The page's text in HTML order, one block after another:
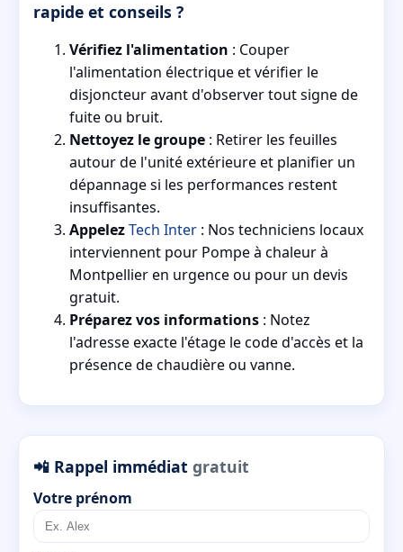
rapide et conseils ?
Vérifiez l'alimentation : Couper
l'alimentation électrique et vérifier le
disjoncteur avant d'observer tout signe de
fuite ou bruit.
Nettoyez le groupe : Retirer les feuilles
autour de l'unité extérieure et planifier un
dépannage si les performances restent
insuffisantes.
AppelezTech Inter : Nos techniciens locaux
interviennent pour Pompe à chaleur à
Montpellier en urgence ou pour un devis
gratuit.
Préparez vos informations : Notez
l'adresse exacte l'étage le code d'accès et la
présence de chaudière ou vanne.
📲 Rappel immédiat gratuit
Votre prénom